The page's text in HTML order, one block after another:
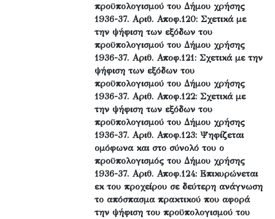
προϋπολογισμού του Δήμου χρήσης
1936-37. Αριθ. Αποφ.120: Σχετικά με
την ψήφιση των εξόδων του
προϋπολογισμού του Δήμου χρήσης
1936-37. Αριθ. Αποφ.121: Σχετικά με την
ψήφιση των εξόδων του
προϋπολογισμού του Δήμου χρήσης
1936-37. Αριθ. Αποφ.122: Σχετικά με
την ψήφιση των εξόδων του
προϋπολογισμού του Δήμου χρήσης
1936-37. Αριθ. Αποφ.123: Ψηφίζεται
ομόφωνα και στο σύνολό του ο
προϋπολογισμός του Δήμου χρήσης
1936-37. Αριθ. Αποφ.124: Επικυρώνεται
εκ του προχείρου σε δεύτερη ανάγνωση
το απόσπασμα πρακτικού που αφορά
την ψήφιση του προϋπολογισμού του